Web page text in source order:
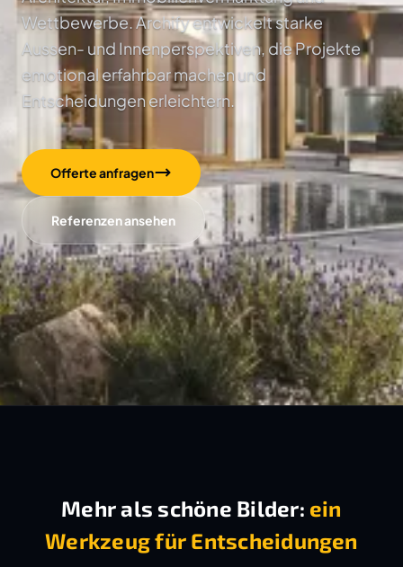
Wettbewerbe. Archify entwickelt starke
Aussen- und Innenperspektiven, die Projekte
emotional erfahrbar machen und
Entscheidungen erleichtern.
Offerte anfragen
Referenzen ansehen
Mehr als schöne Bilder: ein
Werkzeug für Entscheidungen